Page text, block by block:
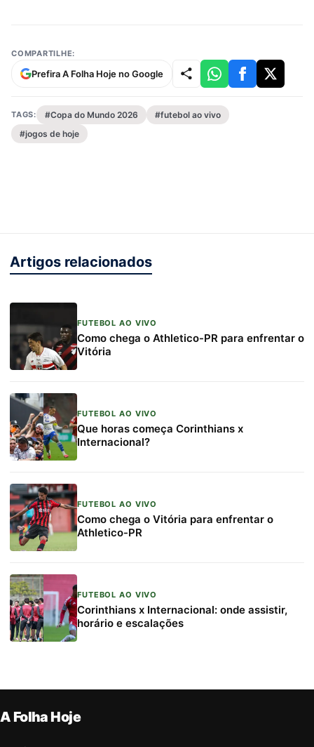
COMPARTILHE:
Prefira A Folha Hoje no Google
TAGS: #Copa do Mundo 2026
#futebol ao vivo
#jogos de hoje
Artigos relacionados
FUTEBOL AO VIVO
Como chega o Athletico-PR para enfrentar o
Vitória
FUTEBOL AO VIVO
Que horas começa Corinthians x
Internacional?
FUTEBOL AO VIVO
Como chega o Vitória para enfrentar o
Athletico-PR
FUTEBOL AO VIVO
Corinthians x Internacional: onde assistir,
horário e escalações
A Folha Hoje